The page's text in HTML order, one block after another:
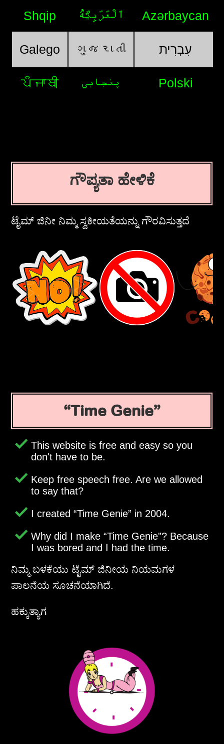
Shqip اَلْعَرَبِيَّةُ Azərbaycan
Galego ગુજરાતી עִבְרִית
ਪੰਜਾਬੀ پنجابی Polski
ಗೌಪ್ಯತಾ ಹೇಳಿಕೆ
ಟೈಮ್ ಜಿನೀ ನಿಮ್ಮ ಸ್ವಕೀಯತೆಯನ್ನು ಗೌರವಿಸುತ್ತದೆ
Time Genie
This website is free and easy so you
don't have to be.
Keep free speech free. Are we allowed
to say that?
I created Time Genie in 2004.
Why did I make Time Genie ? Because
I was bored and I had the time.
ನಿಮ್ಮ ಬಳಕೆಯು ಟೈಮ್ ಜಿನೀಯ ನಿಯಮಗಳ
ಪಾಲನೆಯ ಸೂಚನೆಯಾಗಿದೆ.
ಹಕ್ಕುತ್ಯಾಗ